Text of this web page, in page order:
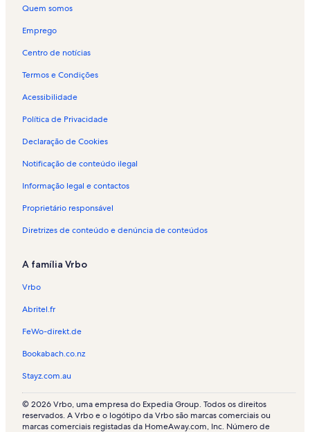
Quem somos
Emprego
Centro de notícias
Termos e Condições
Acessibilidade
Política de Privacidade
Declaração de Cookies
Notificação de conteúdo ilegal
Informação legal e contactos
Proprietário responsável
Diretrizes de conteúdo e denúncia de conteúdos
A família Vrbo
Vrbo
Abritel.fr
FeWo-direkt.de
Bookabach.co.nz
Stayz.com.au
© 2026 Vrbo, uma empresa do Expedia Group. Todos os direitos
reservados. A Vrbo e o logótipo da Vrbo são marcas comerciais ou
marcas comerciais registadas da HomeAway.com, Inc. Número de